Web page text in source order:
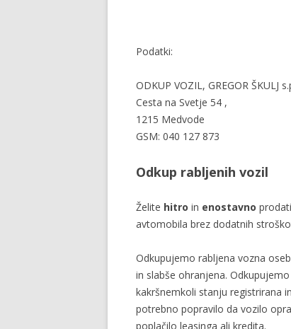
Podatki:
ODKUP VOZIL, GREGOR ŠKULJ
Cesta na Svetje 54 ,
1215 Medvode
GSM: 040 127 873
Odkup rabljenih vozil
Želite hitro in enostavno
avtomobila brez dodatnih
Odkupujemo rabljena vozna
in slabše ohranjena.
kakršnemkoli stanju registrirana
potrebno popravilo da vozilo
poplačilo leasinga ali kredita.